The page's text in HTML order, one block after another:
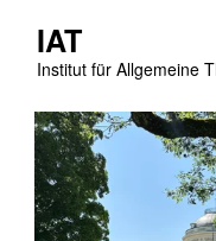
IAT
Institut für Allgemeine Theorie /